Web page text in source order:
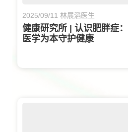
2025/09/11 林展滔医生
健康研究所 | 认识肥胖症
医学为本守护健康